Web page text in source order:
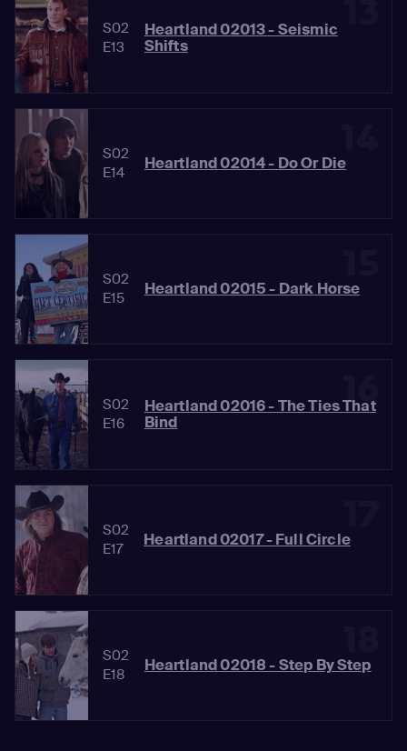
S02
E13
Heartland 02013 - Seismic
Shifts
S02
E14
Heartland 02014 - Do Or Die
S02
E15
Heartland 02015 - Dark Horse
16
S02
E16
Heartland 02016 - The Ties That
Bind
S02
E17
Heartland 02017 - Full Circle
S02
E18
Heartland 02018 - Step By Step